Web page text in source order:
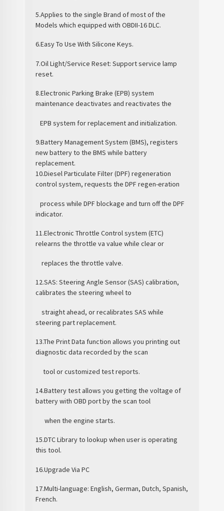
5.Applies to the single Brand of most of the
Models which equipped with OBDII-16 DLC.
6.Easy To Use With Silicone Keys.
7.Oil Light/Service Reset: Support service lamp
reset.
8.Electronic Parking Brake (EPB) system
maintenance deactivates and reactivates the
EPB system for replacement and initialization.
9.Battery Management System (BMS), registers
new battery to the BMS while battery
replacement.
10.Diesel Particulate Filter (DPF) regeneration
control system, requests the DPF regen-eration
process while DPF blockage and turn off the DPF
indicator.
11.Electronic Throttle Control system (ETC)
relearns the throttle va value while clear or
replaces the throttle valve.
12.SAS: Steering Angle Sensor (SAS) calibration,
calibrates the steering wheel to
straight ahead, or recalibrates SAS while
steering part replacement.
13.The Print Data function allows you printing out
diagnostic data recorded by the scan
tool or customized test reports.
14.Battery test allows you getting the voltage of
battery with OBD port by the scan tool
when the engine starts.
15.DTC Library to lookup when user is operating
this tool.
16.Upgrade Via PC
17.Multi-language: English, German, Dutch, Spanish,
French.